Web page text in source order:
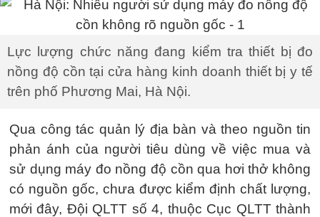
Lực lượng chức năng đang kiểm tra thiết bị đo
nồng độ cồn tại cửa hàng kinh doanh thiết bị y tế
trên phố Phương Mai, Hà Nội.
Qua công tác quản lý địa bàn và theo nguồn tin
phản ánh của người tiêu dùng về việc mua và
sử dụng máy đo nồng độ cồn qua hơi thở không
có nguồn gốc, chưa được kiểm định chất lượng,
mới đây, Đội QLTT số 4, thuộc Cục QLTT thành